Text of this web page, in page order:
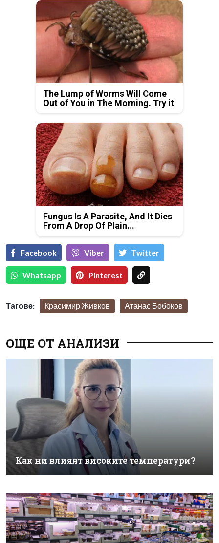
The Lump of Worms Will Come
Out of You in The Morning. Try it
Fungus Is A Parasite, And It Dies
From A Drop Of Plain...
Facebook Viber Тwitter
Whatsapp Pinterest
Тагове: Красимир Живков Атанас Бобоков
ОЩЕ ОТ АНАЛИЗИ
Как ни влияят високите температури?